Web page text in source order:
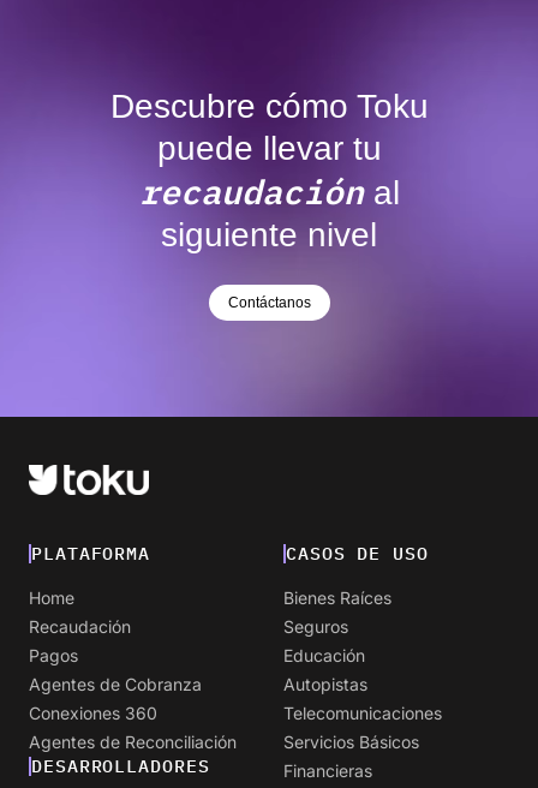
Descubre cómo Toku
puede llevar tu
recaudaciónal
siguiente nivel
Contáctanos
PLATAFORMA
Home
Recaudación
Pagos
Agentes de Cobranza
Conexiones 360
Agentes de Reconciliación
DESARROLLADORES
CASOS DE USO
Bienes Raíces
Seguros
Educación
Autopistas
Telecomunicaciones
Servicios Básicos
Financieras